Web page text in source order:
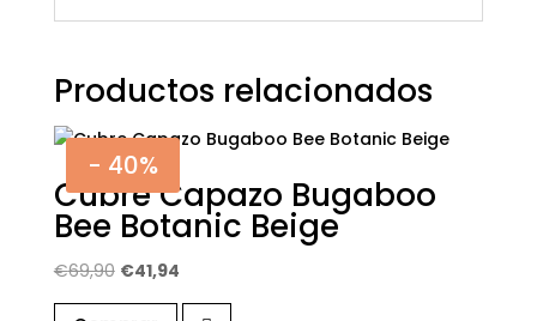
Productos relacionados
- 40%
Cubre Capazo Bugaboo
Bee Botanic Beige
€69,90 El
precio
€41,94El
precio